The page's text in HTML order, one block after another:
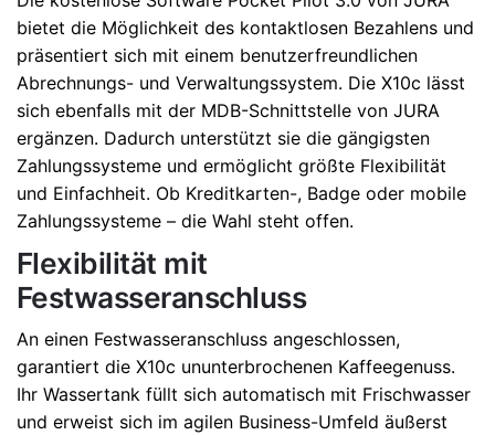
bietet die Möglichkeit des kontaktlosen Bezahlens und
präsentiert sich mit einem benutzerfreundlichen
Abrechnungs- und Verwaltungssystem. Die X10c lässt
sich ebenfalls mit der MDB-Schnittstelle von JURA
ergänzen. Dadurch unterstützt sie die gängigsten
Zahlungssysteme und ermöglicht größte Flexibilität
und Einfachheit. Ob Kreditkarten-, Badge oder mobile
Zahlungssysteme – die Wahl steht offen.
Flexibilität mit
Festwasseranschluss
An einen Festwasseranschluss angeschlossen,
garantiert die X10c ununterbrochenen Kaffeegenuss.
Ihr Wassertank füllt sich automatisch mit Frischwasser
und erweist sich im agilen Business-Umfeld äußerst